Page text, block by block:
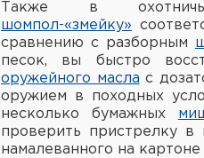
Также в
шомпол-«змейку»
сравнению с разборным
песок, вы быстро
оружейного масла с
оружием в походных
несколько бумажных
проверить пристрелку в
намалеванного на картоне